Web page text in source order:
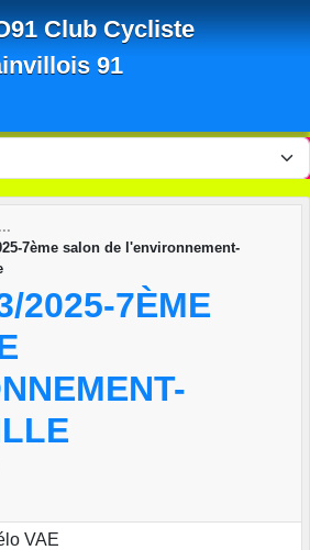
Club Cycliste
91
7ème salon de l'environnement-
2025-7ÈME
VAE
cookies